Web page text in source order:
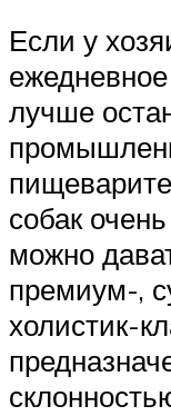
Если у
лучше
собак
можно
премиум-,
холистик-